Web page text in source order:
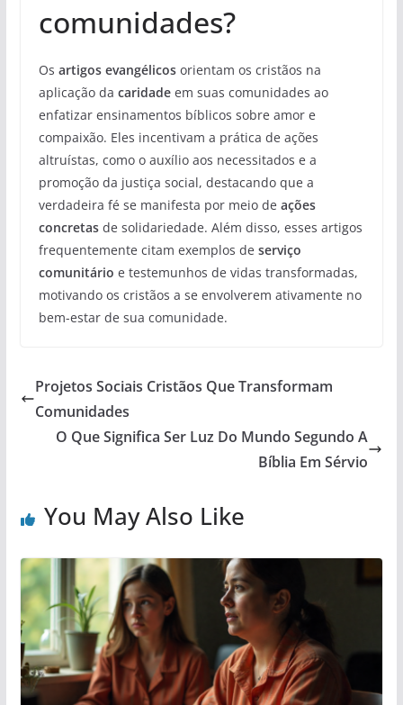
comunidades?
Os artigos evangélicosorientam os cristãos na
aplicação da caridadeem suas comunidades ao
enfatizar ensinamentos bíblicos sobre amor e
compaixão. Eles incentivam a prática de ações
altruístas, como o auxílio aos necessitados e a
promoção da justiça social, destacando que a
verdadeira fé se manifesta por meio de ações
concretasde solidariedade. Além disso, esses artigos
frequentemente citam exemplos de serviço
comunitário e testemunhos de vidas transformadas,
motivando os cristãos a se envolverem ativamente no
bem-estar de sua comunidade.
Projetos Sociais Cristãos Que Transformam
Comunidades
O Que Significa Ser Luz Do Mundo Segundo A
Bíblia Em Sérvio
You May Also Like